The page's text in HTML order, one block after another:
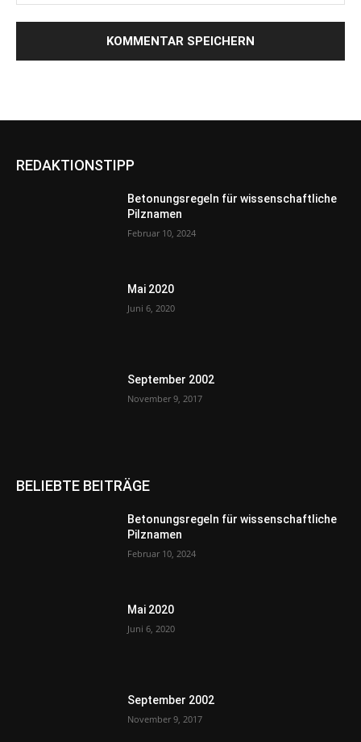
REDAKTIONSTIPP
Betonungsregeln für wissenschaftliche
Pilznamen
Februar 10, 2024
Mai 2020
Juni 6, 2020
September 2002
November 9, 2017
BELIEBTE BEITRÄGE
Betonungsregeln für wissenschaftliche
Pilznamen
Februar 10, 2024
Mai 2020
Juni 6, 2020
September 2002
November 9, 2017